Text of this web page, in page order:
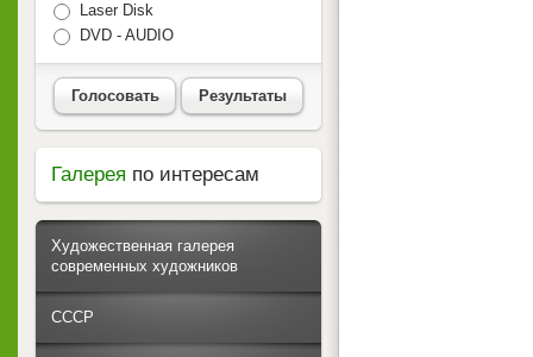
Laser Disk
DVD - AUDIO
Голосовать Результаты
Галерея по интересам
Художественная галерея
современных художников
СССР